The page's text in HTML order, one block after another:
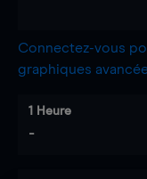
Connectez-vous
graphiques
1 Heure
-